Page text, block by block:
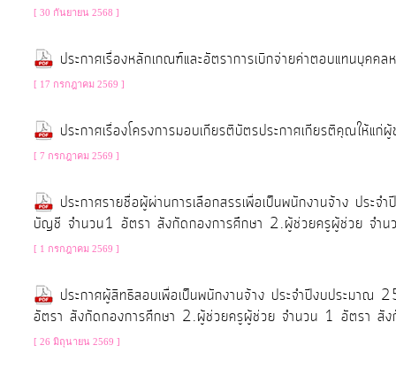
การ
จัดการ
ความ
ดำเนิน
งาน
การ
ให้
บริการ
[ 30 กันยายน 2568 ]
ประกาศเรื่องหลักเกณฑ์และอัตราการเบิกจ่ายค่าตอบแทนบุ
[ 17 กรกฎาคม 2569 ]
ประกาศเรื่องโครงการมอบเกียรติบัตรประกาศเกียรติคุณให้
[ 7 กรกฎาคม 2569 ]
ประกาศรายชื่อผู้ผ่านการเลือกสรรเพื่อเป็นพนักงานจ้าง ปร
บัญชี จำนวน1 อัตรา สังกัดกองการศึกษา 2.ผู้ช่วยครูผู้ช่วย จำ
[ 1 กรกฎาคม 2569 ]
ประกาศผู้สิทธิสอบเพื่อเป็นพนักงานจ้าง ประจำปีงบประมา
อัตรา สังกัดกองการศึกษา 2.ผู้ช่วยครูผู้ช่วย จำนวน 1 อัตรา สัง
[ 26 มิถุนายน 2569 ]